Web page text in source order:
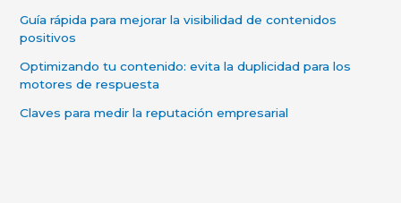
Guía rápida para mejorar la visibilidad de contenidos
positivos
Optimizando tu contenido: evita la duplicidad para los
motores de respuesta
Claves para medir la reputación empresarial